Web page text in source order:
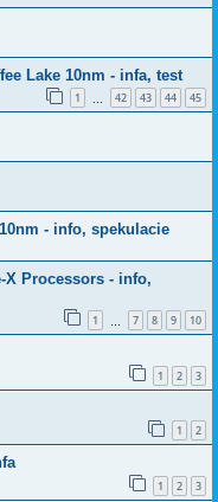
Lake 10nm - infa, test
1 42 43 44 45
- info, spekulacie
X Processors - info,
1 7 8 9 10
1 2 3
1 2
1 2 3